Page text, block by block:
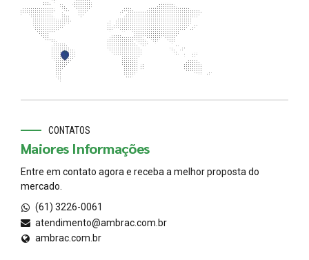
CONTATOS
Maiores Informações
Entre em contato agora e receba a melhor proposta do
mercado.
(61) 3226-0061
atendimento@ambrac.com.br
ambrac.com.br